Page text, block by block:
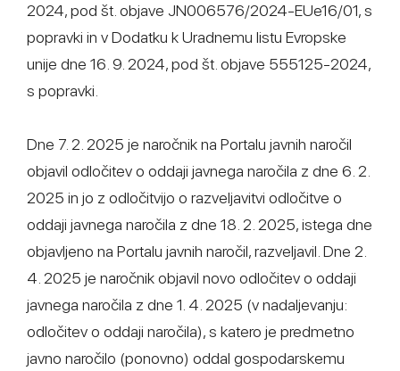
2024, pod št. objave JN006576/2024-EUe16/01, s
popravki in v Dodatku k Uradnemu listu Evropske
unije dne 16. 9. 2024, pod št. objave 555125-2024,
s popravki.
Dne 7. 2. 2025 je naročnik na Portalu javnih naročil
objavil odločitev o oddaji javnega naročila z dne 6. 2.
2025 in jo z odločitvijo o razveljavitvi odločitve o
oddaji javnega naročila z dne 18. 2. 2025, istega dne
objavljeno na Portalu javnih naročil, razveljavil. Dne 2.
4. 2025 je naročnik objavil novo odločitev o oddaji
javnega naročila z dne 1. 4. 2025 (v nadaljevanju:
odločitev o oddaji naročila), s katero je predmetno
javno naročilo (ponovno) oddal gospodarskemu